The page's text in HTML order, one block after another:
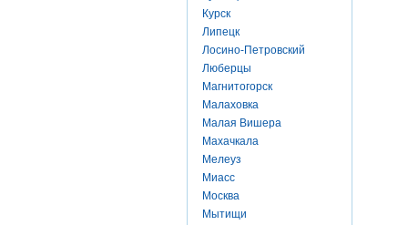
Курск
Липецк
Лосино-Петровский
Люберцы
Магнитогорск
Малаховка
Малая Вишера
Махачкала
Мелеуз
Миасс
Москва
Мытищи